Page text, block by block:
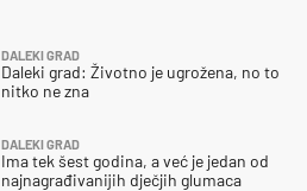
DALEKI GRAD
Daleki grad: Životno je ugrožena, no to
nitko ne zna
DALEKI GRAD
Ima tek šest godina, a već je jedan od
najnagrađivanijih dječjih glumaca